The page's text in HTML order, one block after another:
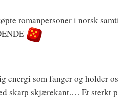
romanpersoner i norsk
energi som fanger og holder
skarp skjærekant.… Et sterkt